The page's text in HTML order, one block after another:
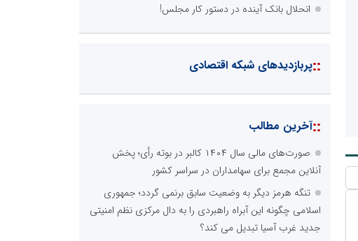
انحلال بانک آینده در دستور کار مجلس!
::پربازدیدهای شبکه اقتصادی
::آخرین مطالب
صورت‌های مالی سال ۱۴۰۴ کالبر در بوته رأی؛ پخش
آنلاین مجمع برای سهامداران در سراسر کشور
تنگه هرمز دیگر به وضعیت سابق برنمی گردد؛ جمهوری
اسلامی چگونه این آبراه راهبردی را به دال مرکزی نظم امنیتی
جدید غرب آسیا تبدیل می کند؟